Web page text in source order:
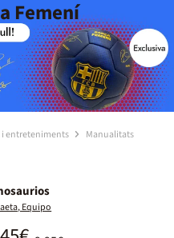
Femení
entreteniments Manualitats
Equipo